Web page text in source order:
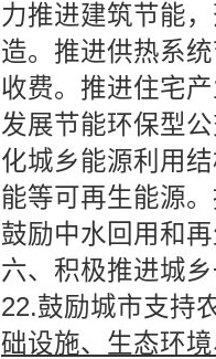
力推进建筑节能
造。推进供热系
收费。推进住宅
发展节能环保型
化城乡能源利用
能等可再生能源
鼓励中水回用和
六、积极推进城
22.鼓励城市支持
础设施、生态环